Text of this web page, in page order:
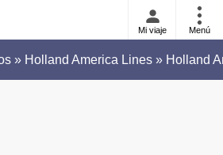
Mi viaje Menú
» Holland America Lines » Holland